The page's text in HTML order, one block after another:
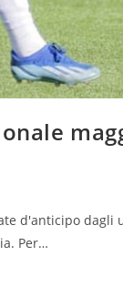
d'anticipo dagli
Per…